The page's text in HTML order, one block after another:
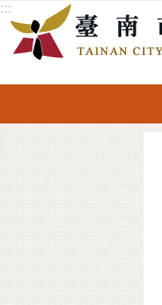
跳到主要內容區塊
:::
:::